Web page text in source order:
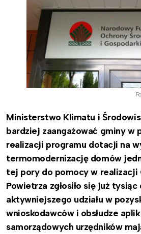
Ministerstwo Klimatu i
bardziej zaangażować gminy w
realizacji programu dotacji na
termomodernizację domów
tej pory do pomocy w realizacji
Powietrza zgłosiło się już tysiąc
aktywniejszego udziału w
wnioskodawców i obsłudze
samorządowych urzędników